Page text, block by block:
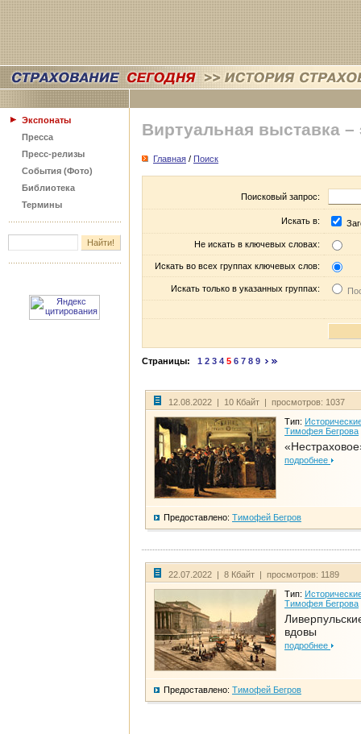
Экспонаты
Пресса
Пресс-релизы
События (Фото)
Библиотека
Термины
Виртуальная выставка –
Главная / Поиск
Поисковый запрос:
Искать в:
Не искать в ключевых словах:
Искать во всех группах ключевых слов:
Искать только в указанных группах:
Страницы: 1 2 3 4 5 6 7 8 9
12.08.2022 | 10 Кбайт | просмотров: 1037
Тип:
Тимофея Бегрова
подробнее
Предоставлено: Тимофей Бегров
22.07.2022 | 8 Кбайт | просмотров: 1189
Тип:
Тимофея Бегрова
вдовы
подробнее
Предоставлено: Тимофей Бегров